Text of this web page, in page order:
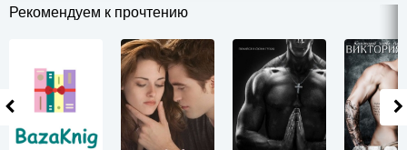
Рекомендуем к прочтению